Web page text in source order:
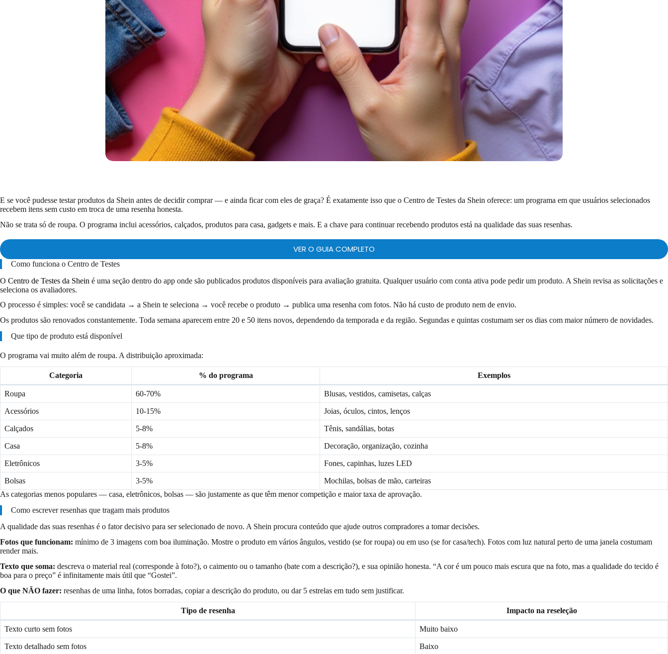
E se você pudesse testar produtos da Shein antes de decidir comprar — e ainda ficar com eles de graça? É exatamente isso que o Centro de Testes da Shein oferece: um programa em que usuários selecionados
recebem itens sem custo em troca de uma resenha honesta.
Não se trata só de roupa. O programa inclui acessórios, calçados, produtos para casa, gadgets e mais. E a chave para continuar recebendo produtos está na qualidade das suas resenhas.
VER O GUIA COMPLETO
Como funciona o Centro de Testes
O Centro de Testes da Shein é uma seção dentro do app onde são publicados produtos disponíveis para avaliação gratuita. Qualquer usuário com conta ativa pode pedir um produto. A Shein revisa as solicitações e
seleciona os avaliadores.
O processo é simples: você se candidata → a Shein te seleciona → você recebe o produto → publica uma resenha com fotos. Não há custo de produto nem de envio.
Os produtos são renovados constantemente. Toda semana aparecem entre 20 e 50 itens novos, dependendo da temporada e da região. Segundas e quintas costumam ser os dias com maior número de novidades.
Que tipo de produto está disponível
O programa vai muito além de roupa. A distribuição aproximada:
Categoria % do programa Exemplos
Roupa 60-70% Blusas, vestidos, camisetas, calças
Acessórios 10-15% Joias, óculos, cintos, lenços
Calçados 5-8% Tênis, sandálias, botas
Casa 5-8% Decoração, organização, cozinha
Eletrônicos 3-5% Fones, capinhas, luzes LED
Bolsas 3-5%
Mochilas, bolsas de mão, carteiras
As categorias menos populares — casa, eletrônicos, bolsas — são justamente as que têm menor competição e maior taxa de aprovação.
Como escrever resenhas que tragam mais produtos
A qualidade das suas resenhas é o fator decisivo para ser selecionado de novo. A Shein procura conteúdo que ajude outros compradores a tomar decisões.
Fotos que funcionam: mínimo de 3 imagens com boa iluminação. Mostre o produto em vários ângulos, vestido (se for roupa) ou em uso (se for casa/tech). Fotos com luz natural perto de uma janela costumam
render mais.
Texto que soma: descreva o material real (corresponde à foto?), o caimento ou o tamanho (bate com a descrição?), e sua opinião honesta. “A cor é um pouco mais escura que na foto, mas a qualidade do tecido é
boa para o preço” é infinitamente mais útil que “Gostei”.
O que NÃO fazer: resenhas de uma linha, fotos borradas, copiar a descrição do produto, ou dar 5 estrelas em tudo sem justificar.
Tipo de resenha Impacto na reseleção
Texto curto sem fotos Muito baixo
Texto detalhado sem fotos Baixo